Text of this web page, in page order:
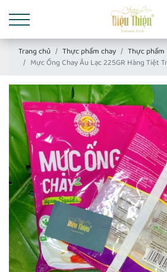
Trang chủ Thực phẩm chay
Thực
Mực Ống Chay Âu Lạc 225GR Hàng Tiệt